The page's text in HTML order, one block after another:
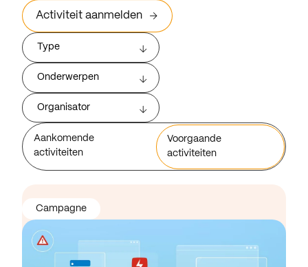
Activiteit aanmelden
Type
Onderwerpen
Organisator
Aankomende
activiteiten
Voorgaande
activiteiten
Campagne